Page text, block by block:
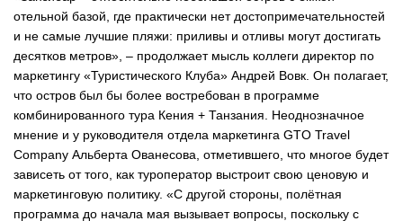
отельной базой, где практически нет достопримечательностей
и не самые лучшие пляжи: приливы и отливы могут достигать
десятков метров», – продолжает мысль коллеги директор по
маркетингу «Туристического Клуба» Андрей Вовк. Он полагает,
что остров был бы более востребован в программе
комбинированного тура Кения + Танзания. Неоднозначное
мнение и у руководителя отдела маркетинга GTO Travel
Company Альберта Ованесова, отметившего, что многое будет
зависеть от того, как туроператор выстроит свою ценовую и
маркетинговую политику. «С другой стороны, полётная
программа до начала мая вызывает вопросы, поскольку с